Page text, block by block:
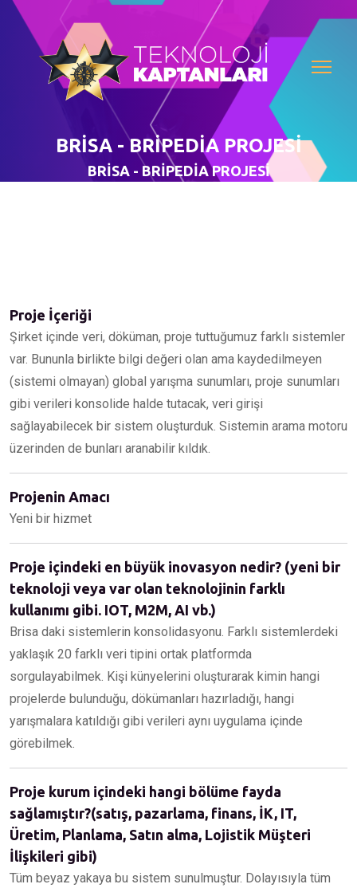
BRİSA - BRİPEDİA PROJESİ
BRİSA - BRİPEDİA PROJESİ
Proje İçeriği
Şirket içinde veri, döküman, proje tuttuğumuz farklı sistemler
var. Bununla birlikte bilgi değeri olan ama kaydedilmeyen
(sistemi olmayan) global yarışma sunumları, proje sunumları
gibi verileri konsolide halde tutacak, veri girişi
sağlayabilecek bir sistem oluşturduk. Sistemin arama motoru
üzerinden de bunları aranabilir kıldık.
Projenin Amacı
Yeni bir hizmet
Proje içindeki en büyük inovasyon nedir? (yeni bir
teknoloji veya var olan teknolojinin farklı
kullanımı gibi. IOT, M2M, AI vb.)
Brisa daki sistemlerin konsolidasyonu. Farklı sistemlerdeki
yaklaşık 20 farklı veri tipini ortak platformda
sorgulayabilmek. Kişi künyelerini oluşturarak kimin hangi
projelerde bulunduğu, dökümanları hazırladığı, hangi
yarışmalara katıldığı gibi verileri aynı uygulama içinde
görebilmek.
Proje kurum içindeki hangi bölüme fayda
sağlamıştır?(satış, pazarlama, finans, İK, IT,
Üretim, Planlama, Satın alma, Lojistik Müşteri
İlişkileri gibi)
Tüm beyaz yakaya bu sistem sunulmuştur. Dolayısıyla tüm